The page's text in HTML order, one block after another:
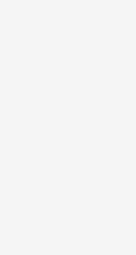
Ворог завдав
двоє поранених. Ще
після атаки БПЛА по ринку
Вже вивели на тести: Ferrari